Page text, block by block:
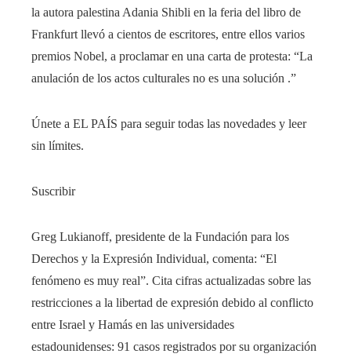
la autora palestina Adania Shibli en la feria del libro de
Frankfurt llevó a cientos de escritores, entre ellos varios
premios Nobel, a proclamar en una carta de protesta: “La
anulación de los actos culturales no es una solución .”
Únete a EL PAÍS para seguir todas las novedades y leer
sin límites.
Suscribir
Greg Lukianoff, presidente de la Fundación para los
Derechos y la Expresión Individual, comenta: “El
fenómeno es muy real”. Cita cifras actualizadas sobre las
restricciones a la libertad de expresión debido al conflicto
entre Israel y Hamás en las universidades
estadounidenses: 91 casos registrados por su organización